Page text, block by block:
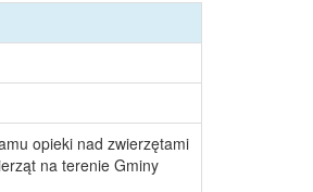
opieki nad zwierzętami
na terenie Gminy